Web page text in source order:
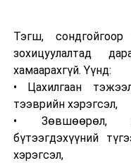
худалдаалах болон
яллах дүгнэлт
шилжүүлсэн байна.
Тэгш,
зохицуулалтад
хамаарахгүй. Үүнд:
• Цахилгаан
тээврийн хэрэгсэл,
• Зөвшөөрөл,
бүтээгдэхүүний
хэрэгсэл,